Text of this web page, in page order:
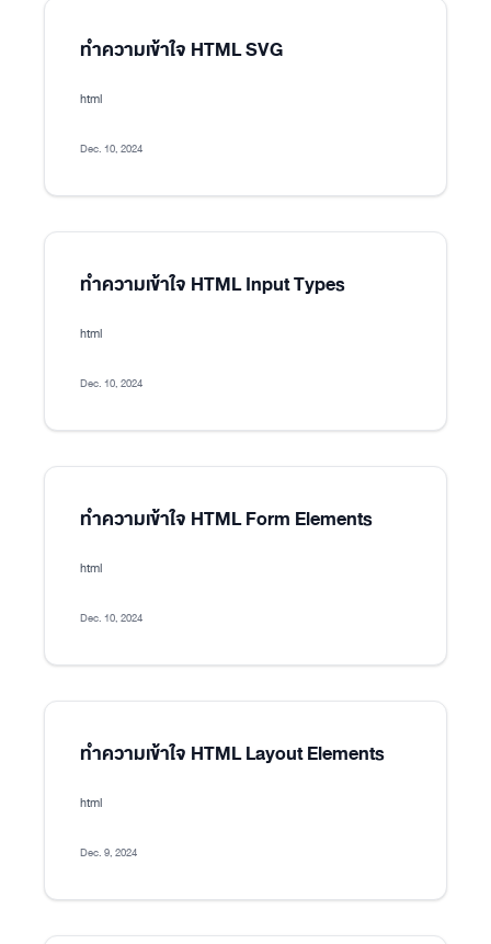
ทำความเข้าใจ HTML SVG
html
Dec. 10, 2024
ทำความเข้าใจ HTML Input Types
html
Dec. 10, 2024
ทำความเข้าใจ HTML Form Elements
html
Dec. 10, 2024
ทำความเข้าใจ HTML Layout Elements
html
Dec. 9, 2024